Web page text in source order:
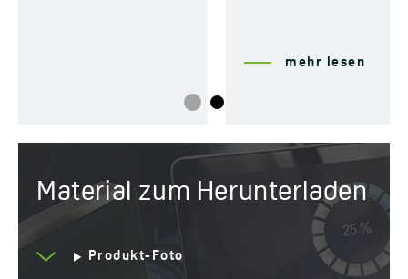
Material zum Herunterladen
Produkt-Foto